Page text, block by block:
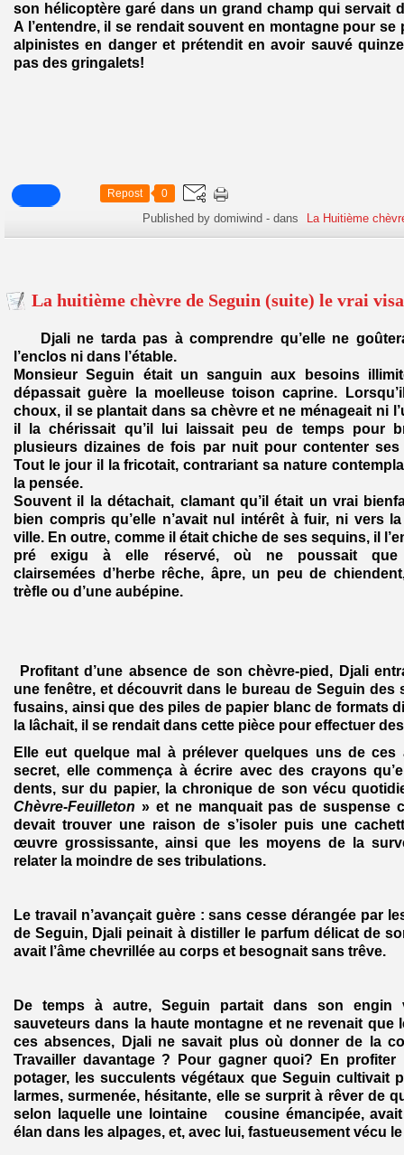
son hélicoptère garé dans un grand champ qui servait
A l’entendre, il se rendait souvent en montagne pour
alpinistes en danger et prétendit en avoir sauvé
pas des gringalets!
Repost 0
Published by domiwind -dans La Huitième
La huitième chèvre de Seguin (suite) le vrai
Djali ne tarda pas à comprendre qu’elle ne
l’enclos ni dans l’étable.
Monsieur Seguin était un sanguin aux besoins
dépassait guère la moelleuse toison caprine.
choux, il se plantait dans sa chèvre et ne ménageait ni
il la chérissait qu’il lui laissait peu de temps pour
plusieurs dizaines de fois par nuit pour contenter ses
Tout le jour il la fricotait, contrariant sa nature
la pensée.
Souvent il la détachait, clamant qu’il était un vrai
bien compris qu’elle n’avait nul intérêt à fuir, ni vers
ville. En outre, comme il était chiche de ses sequins, il
pré exigu à elle réservé, où ne poussait que
clairsemées d’herbe rêche, âpre, un peu de
trèfle ou d’une aubépine.
Profitant d’une absence de son chèvre-pied, Djali
une fenêtre, et découvrit dans le bureau de Seguin des
fusains, ainsi que des piles de papier blanc de formats
la lâchait, il se rendait dans cette pièce pour effectuer
Elle eut quelque mal à prélever quelques uns de ces
secret, elle commença à écrire avec des crayons
dents, sur du papier, la chronique de son vécu
Chèvre-Feuilleton » et ne manquait pas de suspense
devait trouver une raison de s’isoler puis une
œuvre grossissante, ainsi que les moyens de la
relater la moindre de ses tribulations.
Le travail n’avançait guère : sans cesse dérangée par
de Seguin, Djali peinait à distiller le parfum délicat de
avait l’âme chevrillée au corps et besognait sans trêve.
De temps à autre, Seguin partait dans son engin
sauveteurs dans la haute montagne et ne revenait que
ces absences, Djali ne savait plus où donner de la
Travailler davantage ? Pour gagner quoi? En
potager, les succulents végétaux que Seguin cultivait
larmes, surmenée, hésitante, elle se surprit à rêver de
selon laquelle une lointaine cousine émancipée,
élan dans les alpages, et, avec lui, fastueusement vécu